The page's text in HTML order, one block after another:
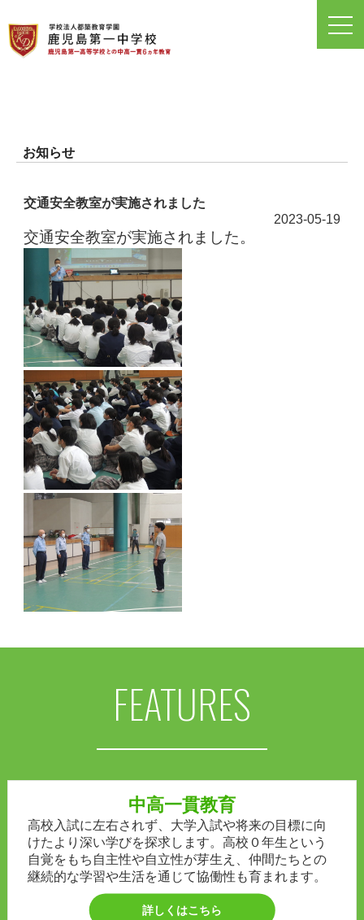
お知らせ
交通安全教室が実施されました
2023-05-19
交通安全教室が実施されました。
FEATURES
中高一貫教育
高校入試に左右されず、大学入試や将来の目標に向
けたより深い学びを探求します。高校０年生という
自覚をもち自主性や自立性が芽生え、仲間たちとの
継続的な学習や生活を通じて協働性も育まれます。
詳しくはこちら